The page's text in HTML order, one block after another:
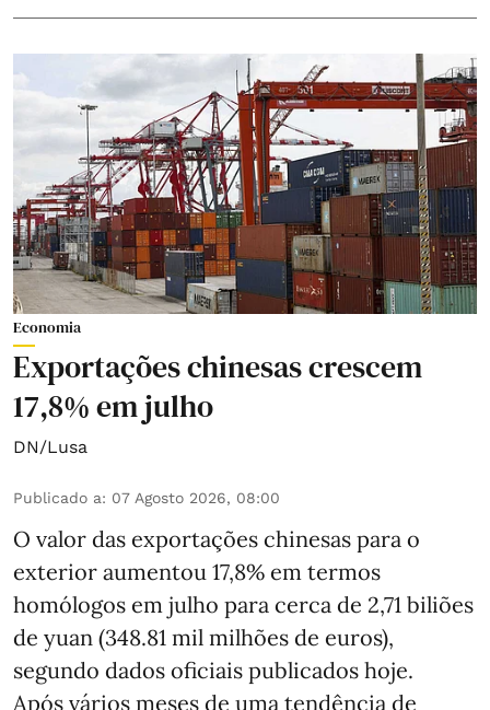
Economia
Exportações chinesas crescem
17,8% em julho
DN/Lusa
Publicado a: 07 Agosto 2026, 08:00
O valor das exportações chinesas para o
exterior aumentou 17,8% em termos
homólogos em julho para cerca de 2,71 biliões
de yuan (348.81 mil milhões de euros),
segundo dados oficiais publicados hoje.
Após vários meses de uma tendência de